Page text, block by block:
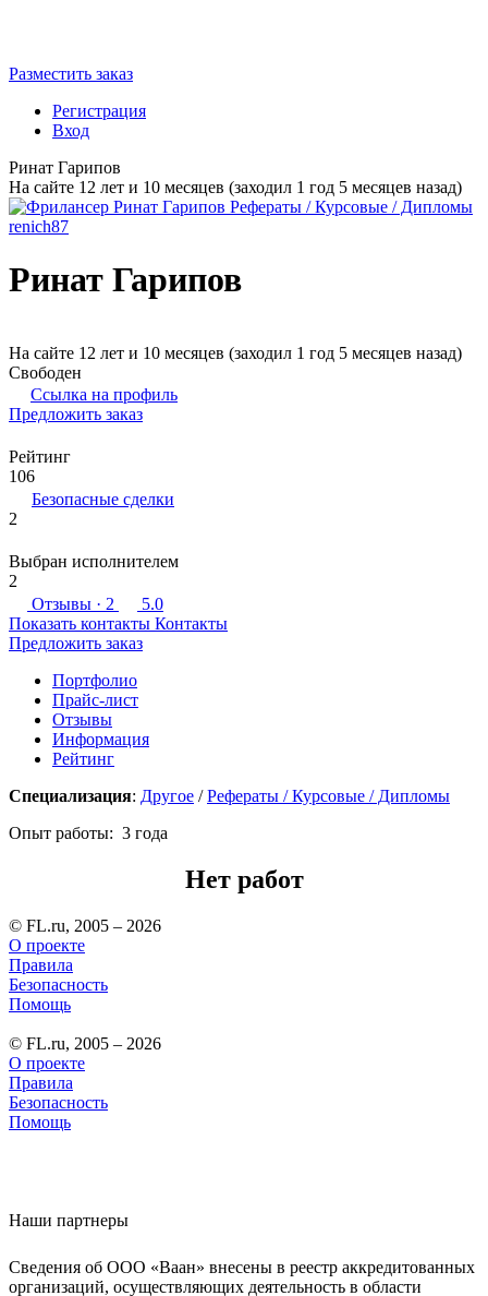
Разместить заказ
Регистрация
Вход
Ринат Гарипов
На сайте 12 лет и 10 месяцев (заходил 1 год 5 месяцев назад)
Ринат Гарипов
На сайте 12 лет и 10 месяцев (заходил 1 год 5 месяцев назад)
Свободен
Ссылка на профиль
Предложить заказ
Рейтинг
106
Безопасные сделки
2
Выбран исполнителем
2
Отзывы · 2
5.0
Показать контакты Контакты
Предложить заказ
Портфолио
Прайс-лист
Отзывы
Информация
Рейтинг
Специализация: Другое /Рефераты / Курсовые / Дипломы
Опыт работы: 3 года
Нет работ
© FL.ru, 2005 – 2026
О проекте
Правила
Безопасность
Помощь
© FL.ru, 2005 – 2026
О проекте
Правила
Безопасность
Помощь
Наши партнеры
Сведения об ООО «Ваан» внесены в реестр аккредитованных
организаций, осуществляющих деятельность в области